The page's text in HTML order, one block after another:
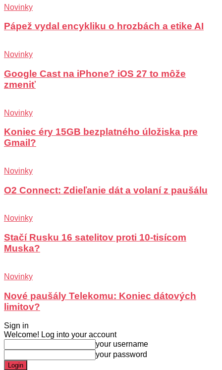
Novinky
Pápež vydal encykliku o hrozbách a etike AI
Novinky
Google Cast na iPhone? iOS 27 to môže
zmeniť
Novinky
Koniec éry 15GB bezplatného úložiska pre
Gmail?
Novinky
O2 Connect: Zdieľanie dát a volaní z paušálu
Novinky
Stačí Rusku 16 satelitov proti 10-tisícom
Muska?
Novinky
Nové paušály Telekomu: Koniec dátových
limitov?
Sign in
Welcome! Log into your account
your username
your password